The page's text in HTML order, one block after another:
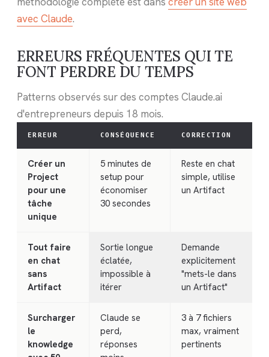
avec Claude.
ERREURS FRÉQUENTES QUI TE
FONT PERDRE DU TEMPS
Patterns observés sur des comptes Claude.ai
d'entrepreneurs depuis 18 mois.
ERREUR CONSÉQUENCE CORRECTION
Créer un
Project
pour une
tâche
unique
5 minutes de
setup pour
économiser
30 secondes
Reste en chat
simple, utilise
un Artifact
Tout faire
en chat
sans
Artifact
Sortie longue
éclatée,
impossible à
itérer
Demande
explicitement
"mets-le dans
un Artifact"
Surcharger
le
knowledge
Claude se
perd,
réponses
3 à 7 fichiers
max, vraiment
pertinents